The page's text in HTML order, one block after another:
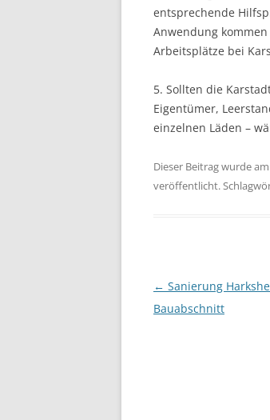
entsprechende
Anwendung
Arbeitsplätze bei
5. Sollten die
Eigentümer,
einzelnen Läden –
Dieser Beitrag wurde am
veröffentlicht.
Beitragsnavigation
← Sanierung
Bauabschnitt